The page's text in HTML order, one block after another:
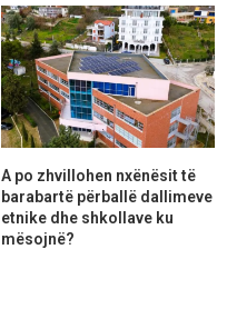
A po zhvillohen nxënësit të
barabartë përballë dallimeve
etnike dhe shkollave ku
mësojnë?